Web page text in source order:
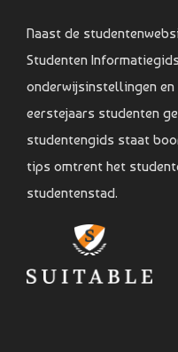
Naast de
Studenten
onderwijsinstellingen en
eerstejaars studenten
studentengids staat
tips omtrent het
studentenstad.